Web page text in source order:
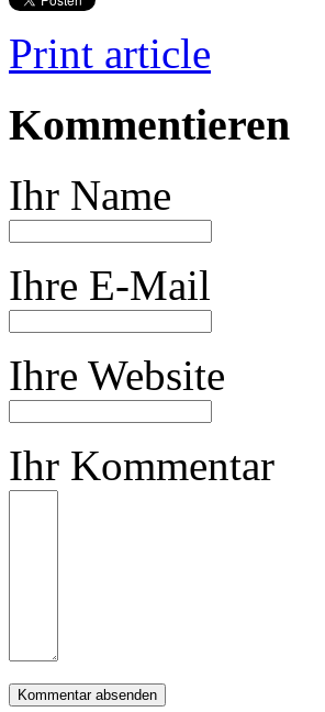
Print article
Kommentieren
Ihr Name
Ihre E-Mail
Ihre Website
Ihr Kommentar